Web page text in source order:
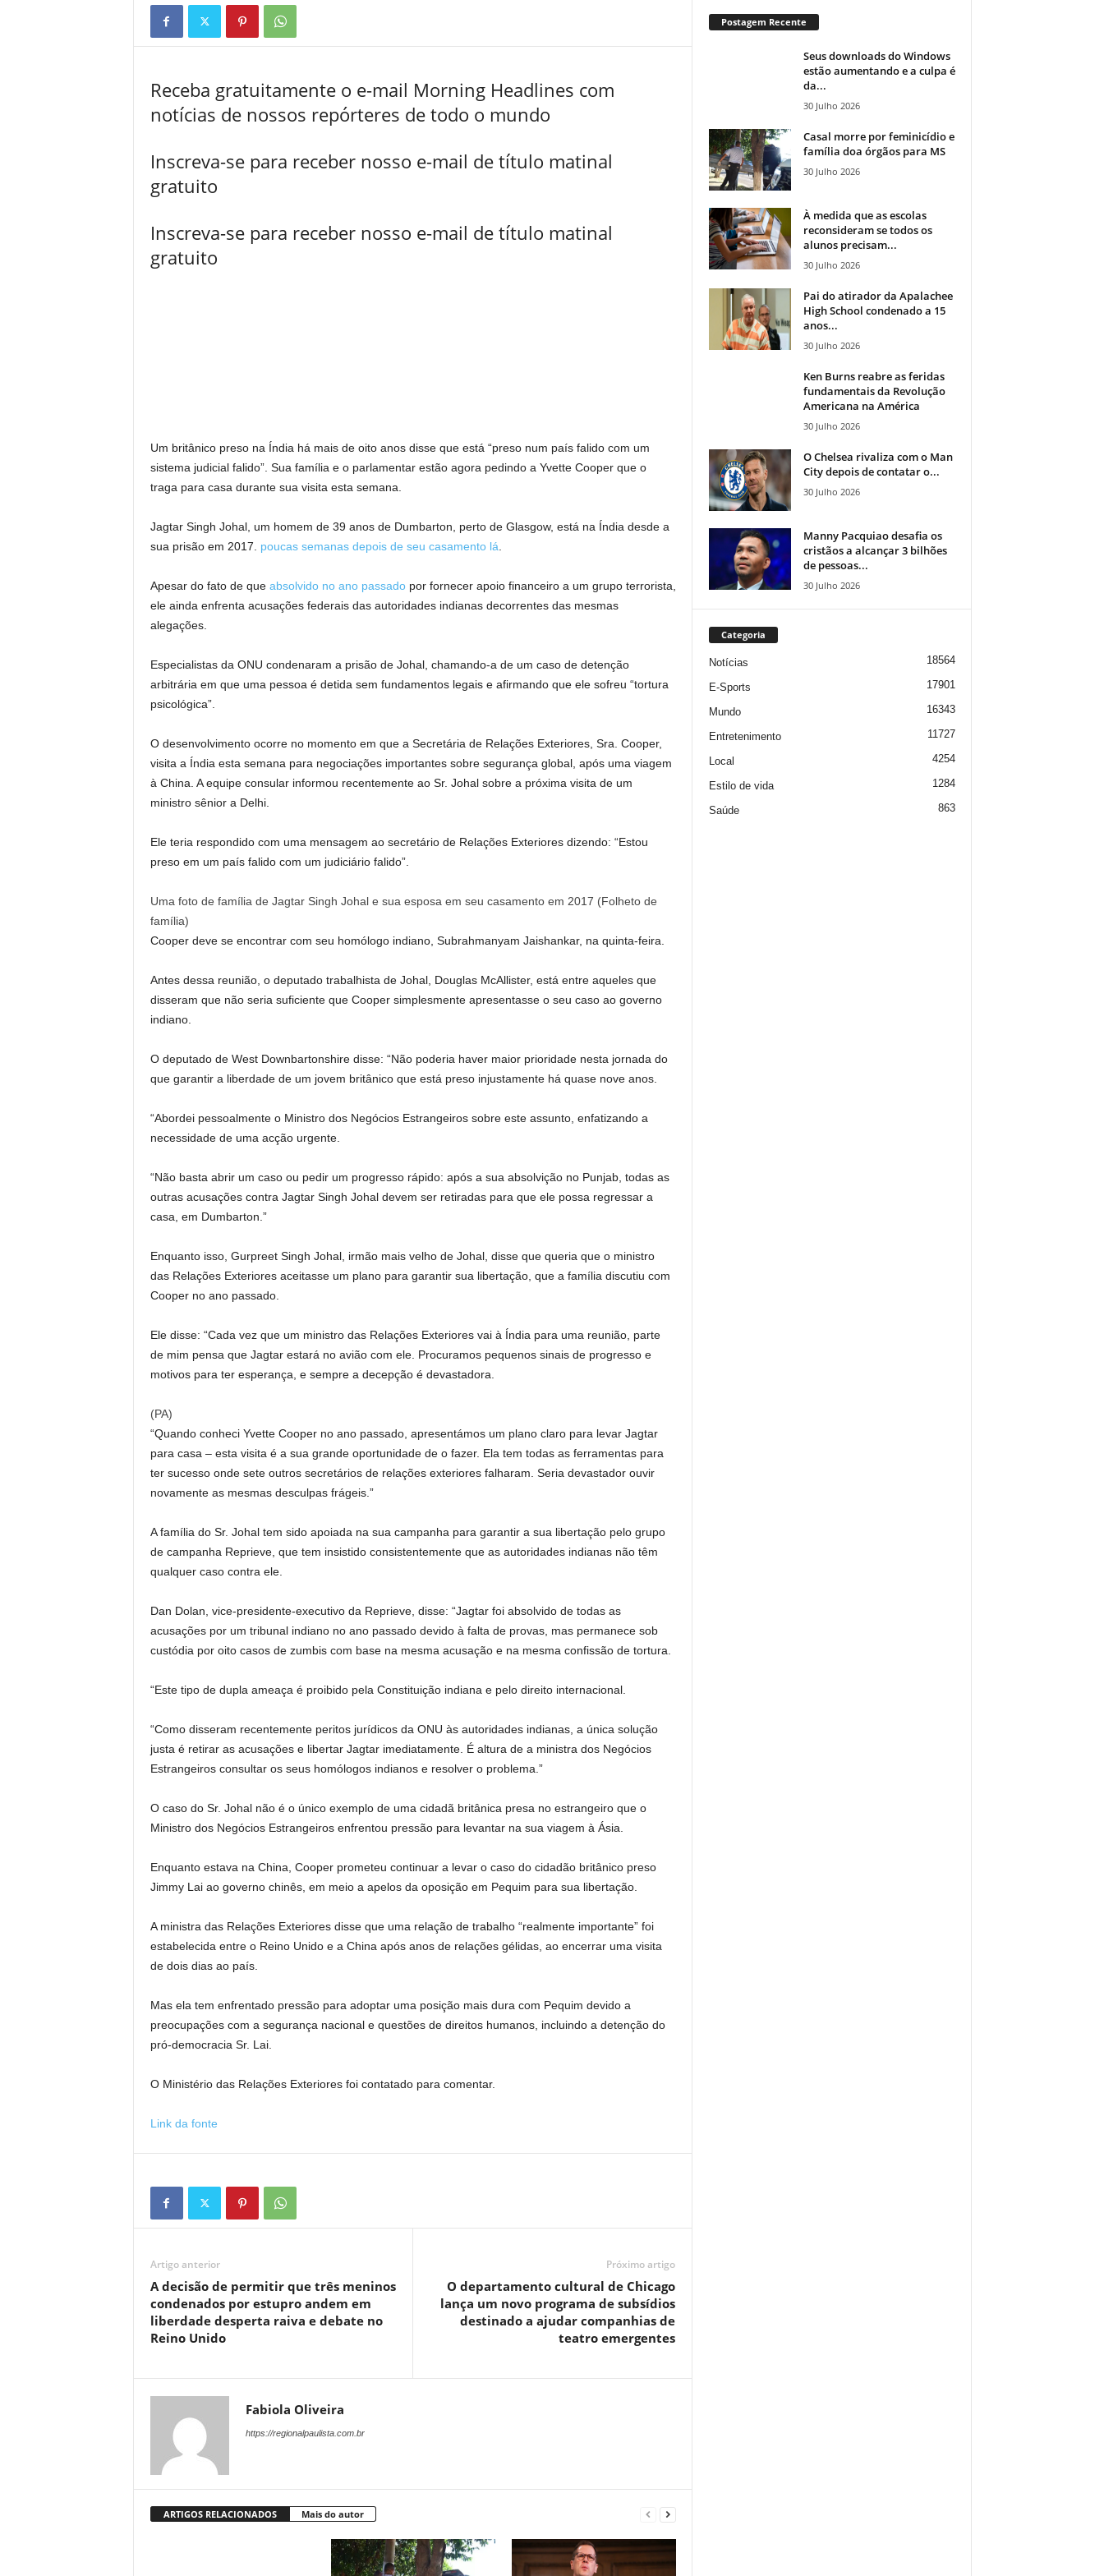
Receba gratuitamente o e-mail Morning Headlines com
notícias de nossos repórteres de todo o mundo
Inscreva-se para receber nosso e-mail de título matinal
gratuito
Inscreva-se para receber nosso e-mail de título matinal
gratuito
Um britânico preso na Índia há mais de oito anos disse que está “preso num país falido com um
sistema judicial falido”. Sua família e o parlamentar estão agora pedindo a Yvette Cooper que o
traga para casa durante sua visita esta semana.
Jagtar Singh Johal, um homem de 39 anos de Dumbarton, perto de Glasgow, está na Índia desde a
sua prisão em 2017.
poucas semanas depois de seu casamento lá
Apesar do fato de que absolvido no ano passadopor fornecer apoio financeiro a um grupo terrorista,
ele ainda enfrenta acusações federais das autoridades indianas decorrentes das mesmas
alegações.
Especialistas da ONU condenaram a prisão de Johal, chamando-a de um caso de detenção
arbitrária em que uma pessoa é detida sem fundamentos legais e afirmando que ele sofreu “tortura
psicológica”.
O desenvolvimento ocorre no momento em que a Secretária de Relações Exteriores, Sra. Cooper,
visita a Índia esta semana para negociações importantes sobre segurança global, após uma viagem
à China. A equipe consular informou recentemente ao Sr. Johal sobre a próxima visita de um
ministro sênior a Delhi.
Ele teria respondido com uma mensagem ao secretário de Relações Exteriores dizendo: “Estou
preso em um país falido com um judiciário falido”.
Uma foto de família de Jagtar Singh Johal e sua esposa em seu casamento em 2017 (Folheto de
família)
Cooper deve se encontrar com seu homólogo indiano, Subrahmanyam Jaishankar, na quinta-feira.
Antes dessa reunião, o deputado trabalhista de Johal, Douglas McAllister, está entre aqueles que
disseram que não seria suficiente que Cooper simplesmente apresentasse o seu caso ao governo
indiano.
O deputado de West Downbartonshire disse: “Não poderia haver maior prioridade nesta jornada do
que garantir a liberdade de um jovem britânico que está preso injustamente há quase nove anos.
“Abordei pessoalmente o Ministro dos Negócios Estrangeiros sobre este assunto, enfatizando a
necessidade de uma acção urgente.
“Não basta abrir um caso ou pedir um progresso rápido: após a sua absolvição no Punjab, todas as
outras acusações contra Jagtar Singh Johal devem ser retiradas para que ele possa regressar a
casa, em Dumbarton.”
Enquanto isso, Gurpreet Singh Johal, irmão mais velho de Johal, disse que queria que o ministro
das Relações Exteriores aceitasse um plano para garantir sua libertação, que a família discutiu com
Cooper no ano passado.
Ele disse: “Cada vez que um ministro das Relações Exteriores vai à Índia para uma reunião, parte
de mim pensa que Jagtar estará no avião com ele. Procuramos pequenos sinais de progresso e
motivos para ter esperança, e sempre a decepção é devastadora.
(PA)
“Quando conheci Yvette Cooper no ano passado, apresentámos um plano claro para levar Jagtar
para casa – esta visita é a sua grande oportunidade de o fazer. Ela tem todas as ferramentas para
ter sucesso onde sete outros secretários de relações exteriores falharam. Seria devastador ouvir
novamente as mesmas desculpas frágeis.”
A família do Sr. Johal tem sido apoiada na sua campanha para garantir a sua libertação pelo grupo
de campanha Reprieve, que tem insistido consistentemente que as autoridades indianas não têm
qualquer caso contra ele.
Dan Dolan, vice-presidente-executivo da Reprieve, disse: “Jagtar foi absolvido de todas as
acusações por um tribunal indiano no ano passado devido à falta de provas, mas permanece sob
custódia por oito casos de zumbis com base na mesma acusação e na mesma confissão de tortura.
“Este tipo de dupla ameaça é proibido pela Constituição indiana e pelo direito internacional.
“Como disseram recentemente peritos jurídicos da ONU às autoridades indianas, a única solução
justa é retirar as acusações e libertar Jagtar imediatamente. É altura de a ministra dos Negócios
Estrangeiros consultar os seus homólogos indianos e resolver o problema.”
O caso do Sr. Johal não é o único exemplo de uma cidadã britânica presa no estrangeiro que o
Ministro dos Negócios Estrangeiros enfrentou pressão para levantar na sua viagem à Ásia.
Enquanto estava na China, Cooper prometeu continuar a levar o caso do cidadão britânico preso
Jimmy Lai ao governo chinês, em meio a apelos da oposição em Pequim para sua libertação.
A ministra das Relações Exteriores disse que uma relação de trabalho “realmente importante” foi
estabelecida entre o Reino Unido e a China após anos de relações gélidas, ao encerrar uma visita
de dois dias ao país.
Mas ela tem enfrentado pressão para adoptar uma posição mais dura com Pequim devido a
preocupações com a segurança nacional e questões de direitos humanos, incluindo a detenção do
pró-democracia Sr. Lai.
O Ministério das Relações Exteriores foi contatado para comentar.
Link da fonte
Artigo anterior
A decisão de permitir que três meninos
condenados por estupro andem em
liberdade desperta raiva e debate no
Reino Unido
Próximo artigo
O departamento cultural de Chicago
lança um novo programa de subsídios
destinado a ajudar companhias de
teatro emergentes
Fabiola Oliveira
https://regionalpaulista.com.br
ARTIGOS RELACIONADOS Mais do autor
Postagem Recente
Seus downloads do Windows
estão aumentando e a culpa é
da...
30 Julho 2026
Casal morre por feminicídio e
família doa órgãos para MS
30 Julho 2026
À medida que as escolas
reconsideram se todos os
alunos precisam...
30 Julho 2026
Pai do atirador da Apalachee
High School condenado a 15
anos...
30 Julho 2026
Ken Burns reabre as feridas
fundamentais da Revolução
Americana na América
30 Julho 2026
O Chelsea rivaliza com o Man
City depois de contatar o...
30 Julho 2026
Manny Pacquiao desafia os
cristãos a alcançar 3 bilhões
de pessoas...
30 Julho 2026
Categoria
Notícias 18564
E-Sports 17901
Mundo 16343
Entretenimento 11727
Local 4254
Estilo de vida 1284
Saúde 863